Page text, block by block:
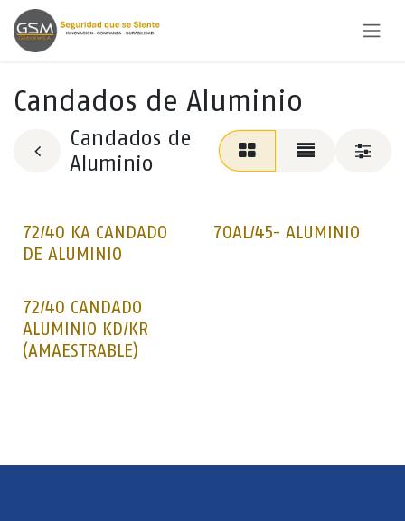
Ir al contenido
Candados de Aluminio
Candados de
Aluminio
72/40 KA CANDADO
DE ALUMINIO
70AL/45- ALUMINIO
72/40 CANDADO
ALUMINIO KD/KR
(AMAESTRABLE)